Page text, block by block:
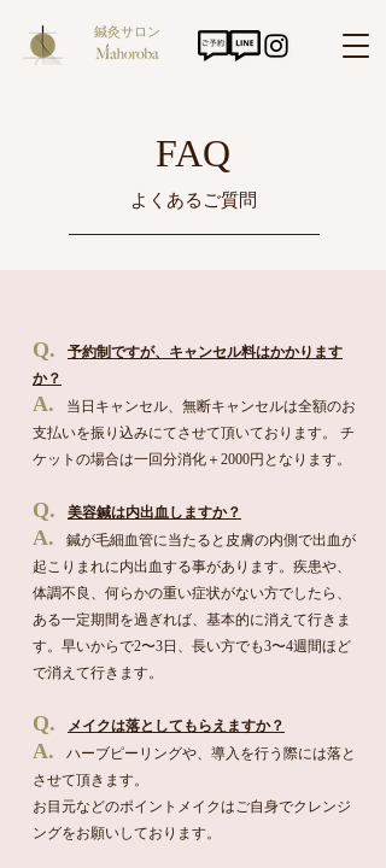
鍼灸サロン
FAQ
よくあるご質問
Q.
予約制ですが、キャンセル料はかかります
か？
A.
当日キャンセル、無断キャンセルは全額のお
支払いを振り込みにてさせて頂いております。 チ
ケットの場合は一回分消化＋2000円となります。
Q. 美容鍼は内出血しますか？
A.
鍼が毛細血管に当たると皮膚の内側で出血が
起こりまれに内出血する事があります。疾患や、
体調不良、何らかの重い症状がない方でしたら、
ある一定期間を過ぎれば、基本的に消えて行きま
す。早いからで2〜3日、長い方でも3〜4週間ほど
で消えて行きます。
Q. メイクは落としてもらえますか？
A.
ハーブピーリングや、導入を行う際には落と
させて頂きます。
お目元などのポイントメイクはご自身でクレンジ
ングをお願いしております。